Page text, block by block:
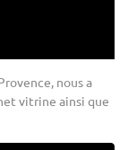
nous a
vitrine ainsi que